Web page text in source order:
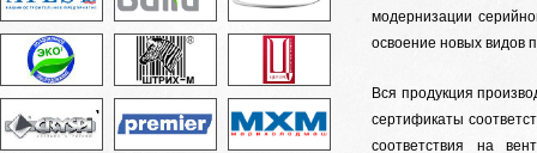
модернизации
освоение новых видов
Вся продукция
сертификаты
соответствия на